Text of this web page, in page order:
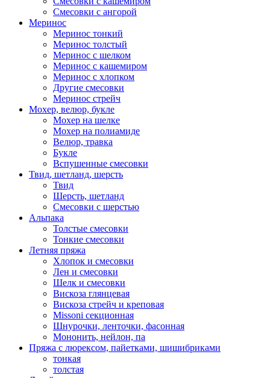
Смесовки с ангорой
Меринос
Меринос тонкий
Меринос толстый
Меринос с шелком
Меринос с кашемиром
Меринос с хлопком
Другие смесовки
Меринос стрейч
Мохер, велюр, букле
Мохер на шелке
Мохер на полиамиде
Велюр, травка
Букле
Вспушенные смесовки
Твид, шетланд, шерсть
Твид
Шерсть, шетланд
Смесовки с шерстью
Альпака
Толстые смесовки
Тонкие смесовки
Летняя пряжа
Хлопок и смесовки
Лен и смесовки
Шелк и смесовки
Вискоза глянцевая
Вискоза стрейч и креповая
Missoni секционная
Шнурочки, ленточки, фасонная
Мононить, нейлон, па
Пряжа с люрексом, пайетками, шишибриками
тонкая
толстая